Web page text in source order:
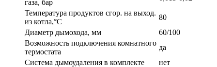
газа, бар
Температура продуктов сгор. на выход.
из котла,°С
80
Диаметр дымохода, мм
60/100
Возможность подключения комнатного
термостата
да
Система дымоудаления в комплекте
нет